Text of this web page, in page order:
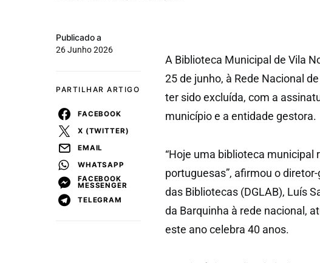
Publicado a
26 Junho 2026
PARTILHAR ARTIGO
FACEBOOK
X (TWITTER)
EMAIL
WHATSAPP
FACEBOOK
MESSENGER
TELEGRAM
A Biblioteca Municipal de Vila
25 de junho, à Rede Nacional
ter sido excluída, com a
município e a entidade gestora.
“Hoje uma biblioteca
portuguesas”, afirmou o
das Bibliotecas (DGLAB), Luís
da Barquinha à rede nacional,
este ano celebra 40 anos.